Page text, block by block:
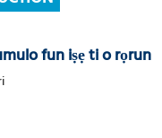
fun iṣẹ ti o rọrun